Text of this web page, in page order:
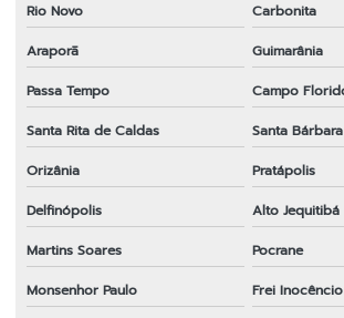
Rio Novo
Carbonita
Araporã
Guimarânia
Passa Tempo
Campo
Santa Rita de Caldas
Santa
Orizânia
Pratápolis
Delfinópolis
Alto Jequitibá
Martins Soares
Pocrane
Monsenhor Paulo
Frei Inocêncio